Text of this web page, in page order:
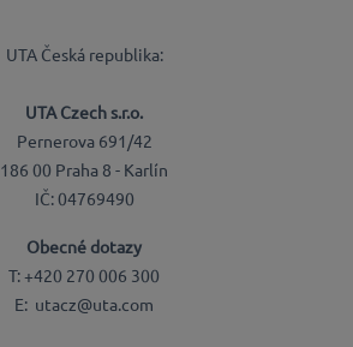
UTA Česká republika:
UTA Czech s.r.o.
Pernerova 691/42
186 00 Praha 8 - Karlín
IČ: 04769490
Obecné dotazy
T: +420 270 006 300
E: utacz@uta.com